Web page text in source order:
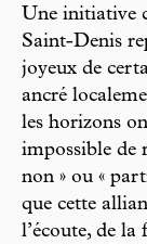
Une initiative
Saint-Denis
joyeux de
ancré
les horizons
impossible de
non » ou «
que cette
l’écoute, de